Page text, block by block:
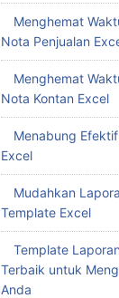
Menghemat
Nota Penjualan
Menghemat
Nota Kontan Excel
Menabung
Excel
Mudahkan
Template Excel
Template
Terbaik untuk
Anda